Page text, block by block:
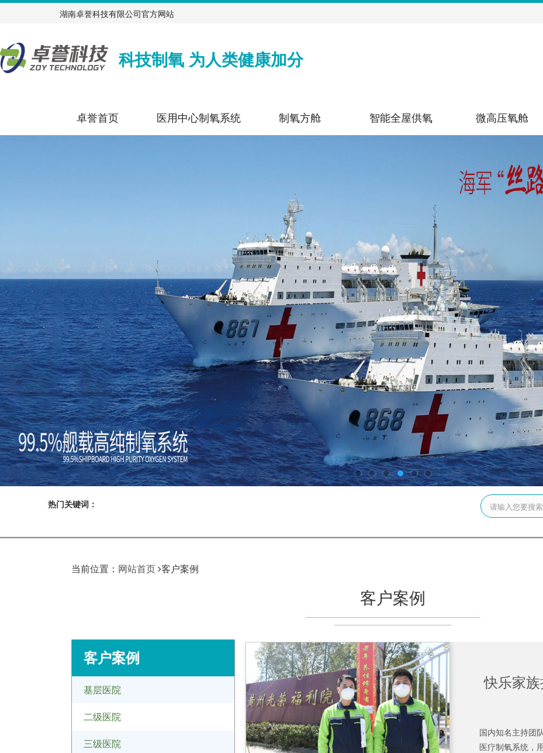
湖南卓誉科技有限公司官方网站
科技制氧 为人类健康加分
卓誉首页 医用中心制氧系统 制氧方舱 智能全屋供氧 微高压氧舱
热门关键词：
当前位置： 网站首页 客户案例
客户案例
客户案例
基层医院
二级医院
三级医院
快乐家
国内知名主持团
医疗制氧系统，